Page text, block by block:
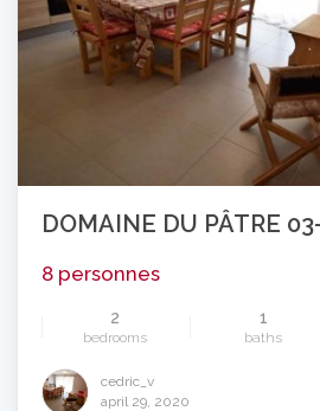
DOMAINE DU PÂTRE
8 personnes
2
bedrooms
1
baths
cedric_v
april 29, 2020